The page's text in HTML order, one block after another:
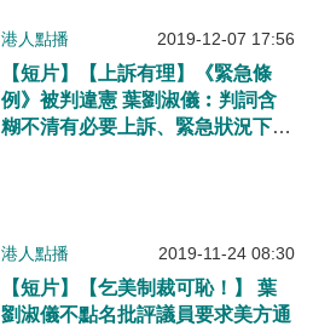
港人點播 2019-12-07 17:56
【短片】【上訴有理】《緊急條
例》被判違憲 葉劉淑儀︰判詞含
糊不清有必要上訴、緊急狀況下不
港人點播 2019-11-24 08:30
【短片】【乞美制裁可恥！】 葉
劉淑儀不點名批評議員要求美方通